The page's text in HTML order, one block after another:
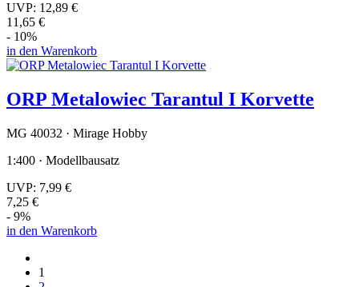
UVP: 12,89 €
11,65 €
- 10%
in den Warenkorb
ORP Metalowiec Tarantul I Korvette
MG 40032 · Mirage Hobby
1:400 · Modellbausatz
UVP: 7,99 €
7,25 €
- 9%
in den Warenkorb
1